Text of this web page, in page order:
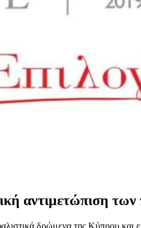
αντιμετώπιση
δρώμενα της Κύπρου και